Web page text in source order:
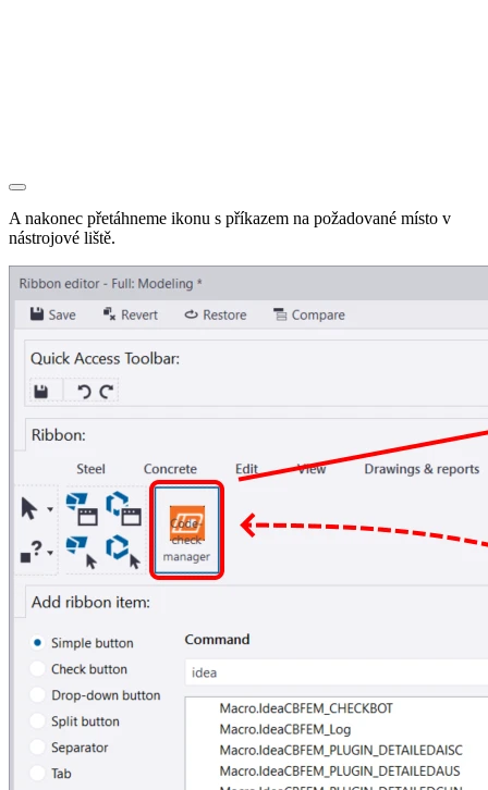
A nakonec přetáhneme ikonu s příkazem na požadované místo v
nástrojové liště.